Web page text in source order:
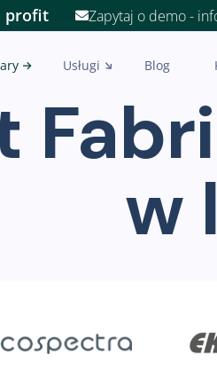
profit Zapytaj o demo -
Usługi Blog
w